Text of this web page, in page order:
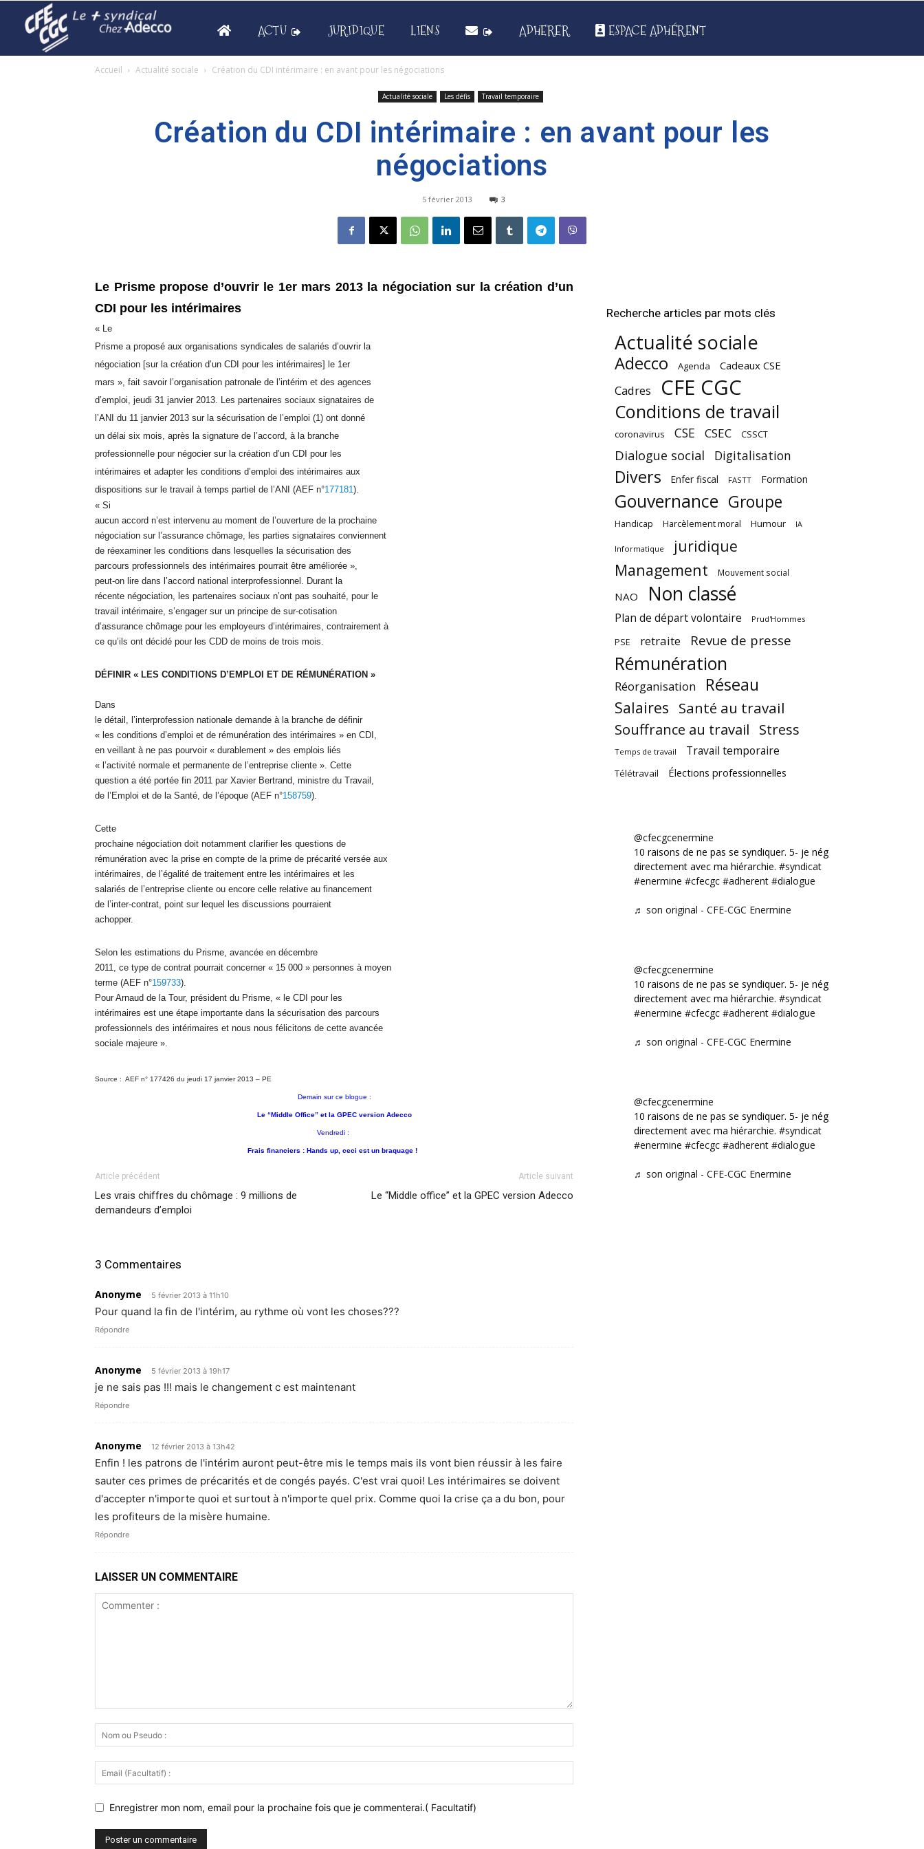
ACTU JURIDIQUE LIENS ADHERER ESPACE ADHÉRENT
Accueil Actualité sociale Création du CDI intérimaire : en avant pour les négociations
Actualité sociale Les défis Travail temporaire
Création du CDI intérimaire : en avant pour les
négociations
5 février 2013 3
Le Prisme propose d’ouvrir le 1er mars 2013 la négociation sur la création d’un
CDI pour les intérimaires
« Le
Prisme a proposé aux organisations syndicales de salariés d’ouvrir la
négociation [sur la création d’un CDI pour les intérimaires] le 1er
mars », fait savoir l’organisation patronale de l’intérim et des agences
d’emploi, jeudi 31 janvier 2013. Les partenaires sociaux signataires de
l’ANI du 11 janvier 2013 sur la sécurisation de l’emploi (1) ont donné
un délai six mois, après la signature de l’accord, à la branche
professionnelle pour négocier sur la création d’un CDI pour les
intérimaires et adapter les conditions d’emploi des intérimaires aux
dispositions sur le travail à temps partiel de l’ANI (AEF n°177181).
« Si
aucun accord n’est intervenu au moment de l’ouverture de la prochaine
négociation sur l’assurance chômage, les parties signataires conviennent
de réexaminer les conditions dans lesquelles la sécurisation des
parcours professionnels des intérimaires pourrait être améliorée »,
peut-on lire dans l’accord national interprofessionnel. Durant la
récente négociation, les partenaires sociaux n’ont pas souhaité, pour le
travail intérimaire, s’engager sur un principe de sur-cotisation
d’assurance chômage pour les employeurs d’intérimaires, contrairement à
ce qu’ils ont décidé pour les CDD de moins de trois mois.
DÉFINIR « LES CONDITIONS D’EMPLOI ET DE RÉMUNÉRATION »
Dans
le détail, l’interprofession nationale demande à la branche de définir
« les conditions d’emploi et de rémunération des intérimaires » en CDI,
en veillant à ne pas pourvoir « durablement » des emplois liés
« l’activité normale et permanente de l’entreprise cliente ». Cette
question a été portée fin 2011 par Xavier Bertrand, ministre du Travail,
de l’Emploi et de la Santé, de l’époque (AEF n°158759).
Cette
prochaine négociation doit notamment clarifier les questions de
rémunération avec la prise en compte de la prime de précarité versée aux
intérimaires, de l’égalité de traitement entre les intérimaires et les
salariés de l’entreprise cliente ou encore celle relative au financement
de l’inter-contrat, point sur lequel les discussions pourraient
achopper.
Selon les estimations du Prisme, avancée en décembre
2011, ce type de contrat pourrait concerner « 15 000 » personnes à moyen
terme (AEF n°159733).
Pour Arnaud de la Tour, président du Prisme, « le CDI pour les
intérimaires est une étape importante dans la sécurisation des parcours
professionnels des intérimaires et nous nous félicitons de cette avancée
sociale majeure ».
Source : AEF n° 177426 du jeudi 17 janvier 2013 – PE
Demain surce blogue :
Le “Middle Office” etla GPEC version Adecco
Vendredi :
Frais financiers : Hands up, ceci est un braquage !
Article précédent
Les vrais chiffres du chômage : 9 millions de
demandeurs d’emploi
Article suivant
Le “Middle office” et la GPEC version Adecco
3 Commentaires
Anonyme 5 février 2013 à 11h10
Pour quand la fin de l'intérim, au rythme où vont les choses???
Répondre
Anonyme 5 février 2013 à 19h17
je ne sais pas !!! mais le changement c est maintenant
Répondre
Anonyme 12 février 2013 à 13h42
Enfin ! les patrons de l'intérim auront peut-être mis le temps mais ils vont bien réussir à les faire
sauter ces primes de précarités et de congés payés. C'est vrai quoi! Les intérimaires se doivent
d'accepter n'importe quoi et surtout à n'importe quel prix. Comme quoi la crise ça a du bon, pour
les profiteurs de la misère humaine.
Répondre
LAISSER UN COMMENTAIRE
Enregistrer mon nom, email pour la prochaine fois que je commenterai.( Facultatif)
Recherche articles par mots clés
Actualité sociale
Adecco Agenda Cadeaux CSE
Cadres CFE CGC
Conditions de travail
coronavirus CSE CSEC CSSCT
Dialogue social Digitalisation
Divers Enfer fiscal FASTT Formation
Gouvernance Groupe
Handicap Harcèlement moral Humour IA
Informatique
juridique
Management
Mouvement social
NAO Non classé
Plan de départ volontaire Prud'Hommes
PSE retraite Revue de presse
Rémunération
Réorganisation Réseau
Salaires Santé au travail
Souffrance au travail Stress
Temps de travail Travail temporaire
Télétravail Élections professionnelles
@cfecgcenermine
10 raisons de ne pas se syndiquer. 5- je négocie
directement avec ma hiérarchie. #syndicat
#enermine #cfecgc #adherent #dialogue
♬ son original - CFE-CGC Enermine
@cfecgcenermine
10 raisons de ne pas se syndiquer. 5- je négocie
directement avec ma hiérarchie. #syndicat
#enermine #cfecgc #adherent #dialogue
♬ son original - CFE-CGC Enermine
@cfecgcenermine
10 raisons de ne pas se syndiquer. 5- je négocie
directement avec ma hiérarchie. #syndicat
#enermine #cfecgc #adherent #dialogue
♬ son original - CFE-CGC Enermine